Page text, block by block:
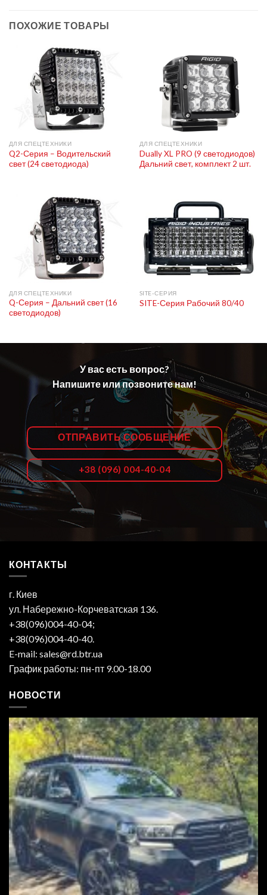
ПОХОЖИЕ ТОВАРЫ
ДЛЯ СПЕЦТЕХНИКИ
Q2-Серия – Водительский
свет (24 светодиода)
ДЛЯ СПЕЦТЕХНИКИ
Dually XL PRO (9 светодиодов)
Дальний свет, комплект 2 шт.
ДЛЯ СПЕЦТЕХНИКИ
Q-Серия – Дальний свет (16
светодиодов)
SITE-СЕРИЯ
SITE-Серия Рабочий 80/40
У вас есть вопрос?
Напишите или позвоните нам!
ОТПРАВИТЬ СООБЩЕНИЕ
+38 (096) 004-40-04
КОНТАКТЫ
г. Киев
ул. Набережно-Корчеватская 136.
+38(096)004-40-04;
+38(096)004-40-40.
E-mail: sales@rd.btr.ua
График работы: пн-пт 9.00-18.00
НОВОСТИ